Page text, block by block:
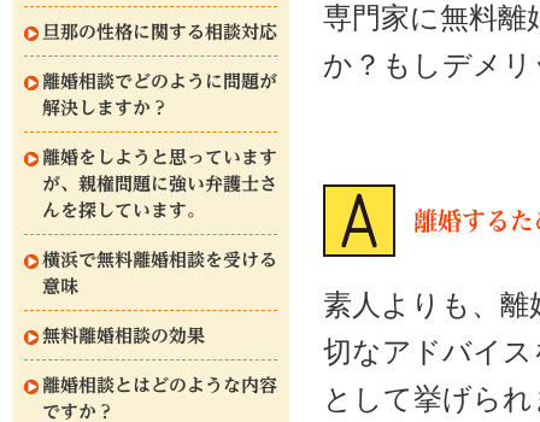
旦那の性格に関する相談対応
離婚相談でどのように問題が
解決しますか？
離婚をしようと思っています
が、親権問題に強い弁護士さ
んを探しています。
横浜で無料離婚相談を受ける
意味
無料離婚相談の効果
離婚相談とはどのような内容
ですか？
専門家に無料
か？もしデメ
離婚する
素人よりも、
切なアドバイ
として挙げら